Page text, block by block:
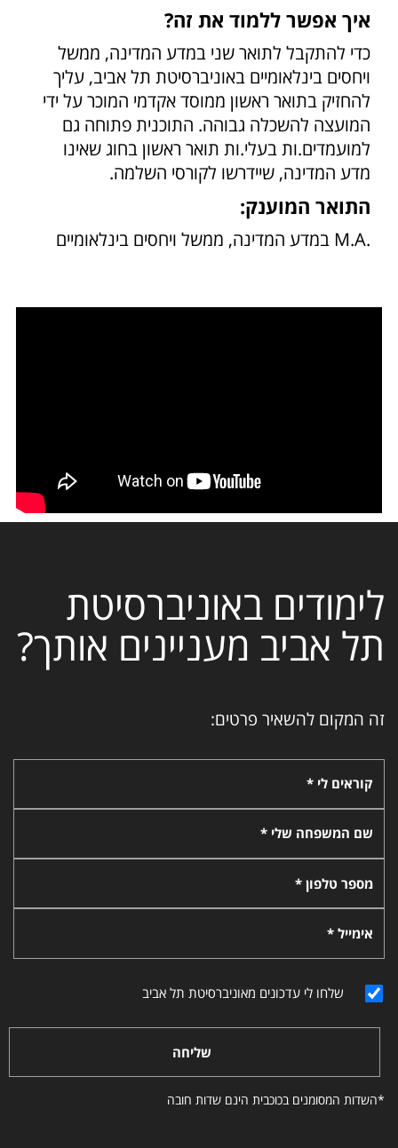
איך אפשר ללמוד את זה?
כדי להתקבל לתואר שני במדע המדינה, ממשל
ויחסים בינלאומיים באוניברסיטת תל אביב, עליך
להחזיק בתואר ראשון ממוסד אקדמי המוכר על ידי
המועצה להשכלה גבוהה. התוכנית פתוחה גם
למועמדים.ות בעלי.ות תואר ראשון בחוג שאינו
מדע המדינה, שיידרשו לקורסי השלמה.
התואר המוענק:
.M.A במדע המדינה, ממשל ויחסים בינלאומיים
לימודים באוניברסיטת
תל אביב מעניינים אותך?
זה המקום להשאיר פרטים:
קוראים לי *
שם המשפחה שלי *
מספר טלפון *
אימייל *
שלחו לי עדכונים מאוניברסיטת תל אביב
שליחה
*השדות המסומנים בכוכבית הינם שדות חובה